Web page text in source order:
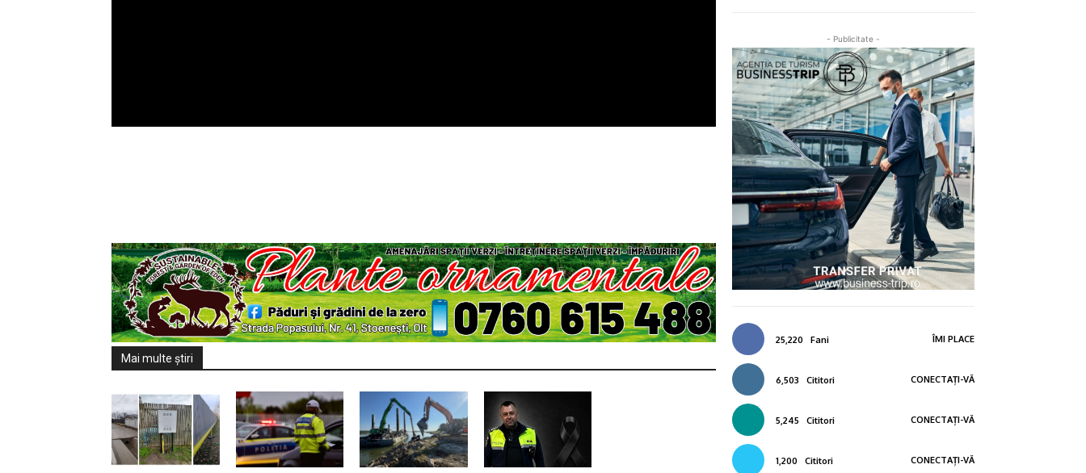
Mai multe ştiri
- Publicitate -
25,220 Fani ÎMI PLACE
6,503 Cititori CONECTAȚI-VĂ
5,245 Cititori CONECTAȚI-VĂ
1,200 Cititori CONECTAȚI-VĂ